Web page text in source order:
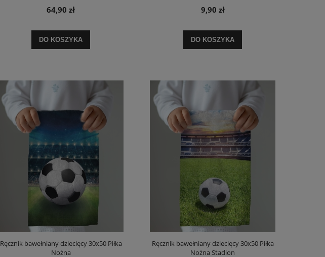
64,90 zł
DO KOSZYKA
9,90 zł
DO KOSZYKA
Ręcznik bawełniany dziecięcy 30x50 Piłka
Nożna
Ręcznik bawełniany dziecięcy 30x50 Piłka
Nożna Stadion